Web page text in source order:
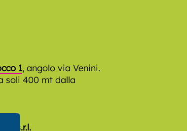
1, angolo via Venini.
soli 400 mt dalla
s.r.l.